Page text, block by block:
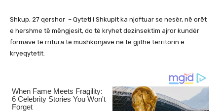
Shkup, 27 qershor – Qyteti i Shkupit ka njoftuar se nesër, në orët
e hershme të mëngjesit, do të kryhet dezinsektim ajror kundër
formave të rritura të mushkonjave në të gjithë territorin e
kryeqytetit.